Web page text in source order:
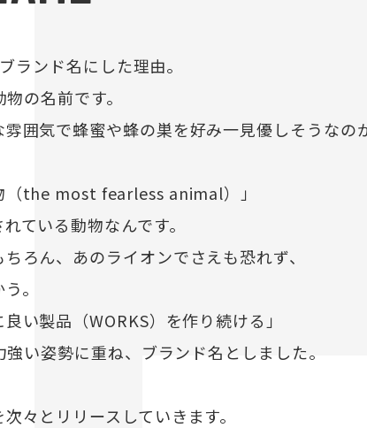
ランド名にした理由。
の名前です。
囲気で蜂蜜や蜂の巣を好み一見優しそうなの
（the most fearless animal）」
ている動物なんです。
ろん、あのライオンでさえも恐れず、
。
い製品（WORKS）を作り続ける」
い姿勢に重ね、ブランド名としました。
々とリリースしていきます。